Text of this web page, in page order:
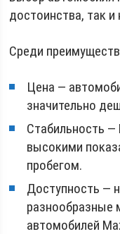
достоинства, так
Среди
Цена —
значительно
Стабильность —
высокими
пробегом.
Доступность —
разнообразные
автомобилей